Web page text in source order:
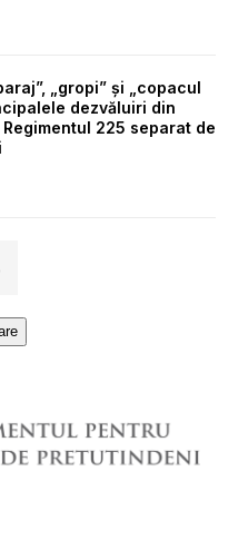
„gropi” și „copacul
dezvăluiri din
225 separat de